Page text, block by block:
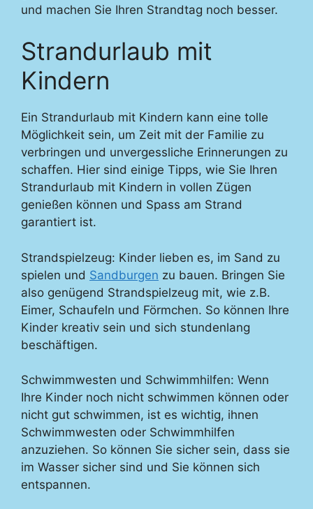
und machen Sie Ihren Strandtag noch besser.
Strandurlaub mit
Kindern
Ein Strandurlaub mit Kindern kann eine tolle
Möglichkeit sein, um Zeit mit der Familie zu
verbringen und unvergessliche Erinnerungen zu
schaffen. Hier sind einige Tipps, wie Sie Ihren
Strandurlaub mit Kindern in vollen Zügen
genießen können und Spass am Strand
garantiert ist.
Strandspielzeug: Kinder lieben es, im Sand zu
spielen und Sandburgen zu bauen. Bringen Sie
also genügend Strandspielzeug mit, wie z.B.
Eimer, Schaufeln und Förmchen. So können Ihre
Kinder kreativ sein und sich stundenlang
beschäftigen.
Schwimmwesten und Schwimmhilfen: Wenn
Ihre Kinder noch nicht schwimmen können oder
nicht gut schwimmen, ist es wichtig, ihnen
Schwimmwesten oder Schwimmhilfen
anzuziehen. So können Sie sicher sein, dass sie
im Wasser sicher sind und Sie können sich
entspannen.